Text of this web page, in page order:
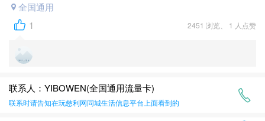
全国通用
1
2451 浏览、 1 人点赞
联系人：YIBOWEN(全国通用流量卡)
联系时请告知在玩慈利网同城生活信息平台 上面看到的